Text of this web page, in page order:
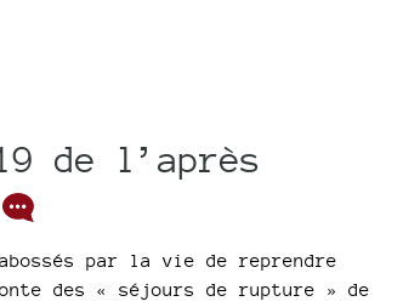
de l’après
par la vie de reprendre
des « séjours de rupture » de